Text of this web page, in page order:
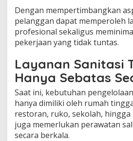
Dengan mempertimbangkan
pelanggan dapat memperoleh
profesional sekaligus
pekerjaan yang tidak tuntas.
Layanan Sanitasi
Hanya Sebatas
Saat ini, kebutuhan
hanya dimiliki oleh rumah
restoran, ruko, sekolah,
juga memerlukan perawatan
secara berkala.